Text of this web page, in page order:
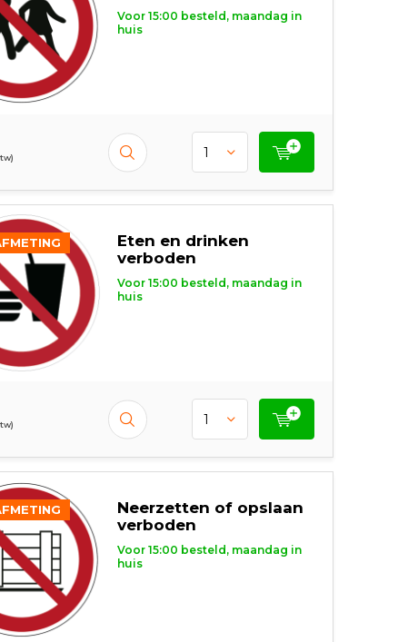
Voor 15:00 besteld, maandag in
huis
Eten en drinken
verboden
Voor 15:00 besteld, maandag in
huis
Neerzetten of opslaan
verboden
Voor 15:00 besteld, maandag in
huis